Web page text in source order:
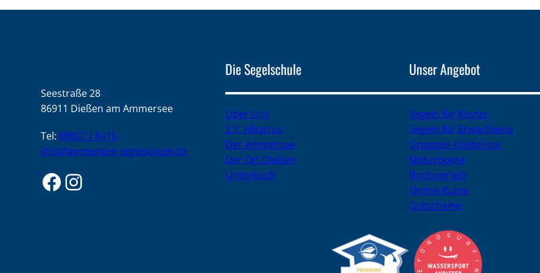
Seestraße 28
86911 Dießen am Ammersee
Tel: 08807 / 8415
info@ammersee-segelschule.de
Facebook Instagram
Die Segelschule
Über Uns
S.Y. Albatros
Der Ammersee
Der Ort Dießen
Unterkunft
Unser Angebot
Segeln für Kinder
Segeln für Erwachsene
Gruppen-Erlebnisse
Motorboote
Bootsverleih
Online-Kurse
Gutscheine